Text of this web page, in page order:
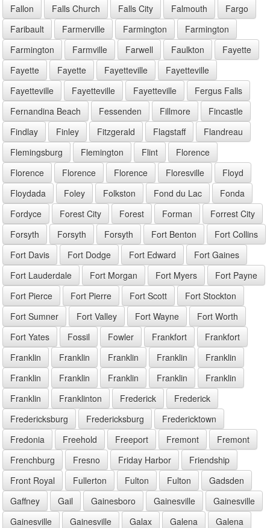
Fallon Falls Church Falls City Falmouth
Fargo
Faribault
Farmerville Farmington
Farmington
Farmington
Farmville Farwell Faulkton
Fayette
Fayette
Fayette Fayetteville
Fayetteville
Fayetteville
Fayetteville Fayetteville
Fergus Falls
Fernandina Beach
Fessenden Fillmore
Fincastle
Findlay
Finley Fitzgerald Flagstaff
Flandreau
Flemingsburg
Flemington Flint
Florence
Florence
Florence Florence Floresville
Floyd
Floydada
Foley Folkston Fond du Lac
Fonda
Fordyce
Forest City Forest Forman
Forrest City
Forsyth
Forsyth Forsyth Fort Benton
Fort Collins
Fort Davis
Fort Dodge Fort Edward
Fort Gaines
Fort Lauderdale
Fort Morgan Fort Myers
Fort Payne
Fort Pierce
Fort Pierre Fort Scott
Fort Stockton
Fort Sumner
Fort Valley Fort Wayne
Fort Worth
Fort Yates
Fossil Fowler Frankfort
Frankfort
Franklin
Franklin Franklin Franklin
Franklin
Franklin
Franklin Franklin Franklin
Franklin
Franklin
Franklinton Frederick
Frederick
Fredericksburg
Fredericksburg
Fredericktown
Fredonia
Freehold Freeport Fremont
Fremont
Frenchburg
Fresno Friday Harbor
Friendship
Front Royal
Fullerton Fulton Fulton
Gadsden
Gaffney
Gail Gainesboro Gainesville
Gainesville
Gainesville
Gainesville Galax Galena
Galena